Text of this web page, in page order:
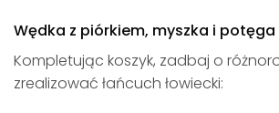
Wędka z piórkiem, myszka i
Kompletując koszyk, zadbaj o
zrealizować łańcuch łowiecki: